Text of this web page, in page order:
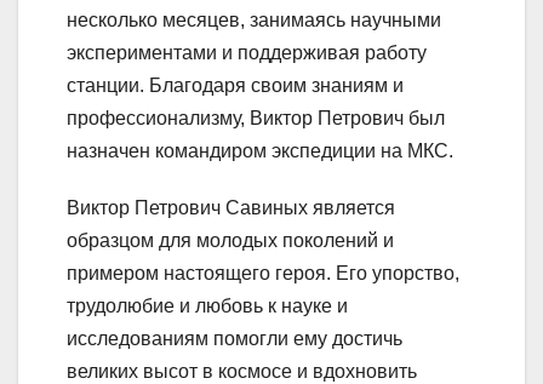
несколько месяцев, занимаясь научными
экспериментами и поддерживая работу
станции. Благодаря своим знаниям и
профессионализму, Виктор Петрович был
назначен командиром экспедиции на МКС.
Виктор Петрович Савиных является
образцом для молодых поколений и
примером настоящего героя. Его упорство,
трудолюбие и любовь к науке и
исследованиям помогли ему достичь
великих высот в космосе и вдохновить